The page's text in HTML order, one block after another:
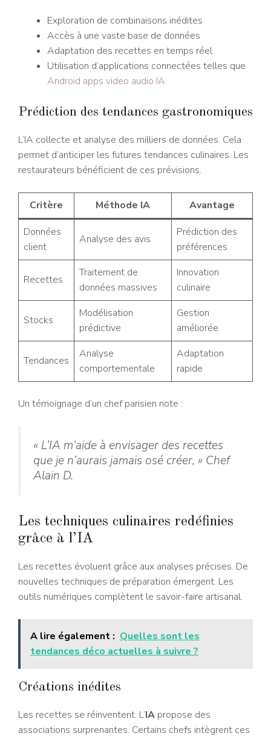
Exploration de combinaisons inédites
Accès à une vaste base de données
Adaptation des recettes en temps réel
Utilisation d’applications connectées telles que
Android apps video audio IA
Prédiction des tendances gastronomiques
L’IA collecte et analyse des milliers de données. Cela
permet d’anticiper les futures tendances culinaires. Les
restaurateurs bénéficient de ces prévisions.
Critère Méthode IA
Avantage
Données
client
Analyse des avis
Prédiction des
préférences
Recettes
Traitement de
données massives
Innovation
culinaire
Stocks
Modélisation
prédictive
Gestion
améliorée
Tendances
Analyse
comportementale
Adaptation
rapide
Un témoignage d’un chef parisien note :
« L’IA m’aide à envisager des recettes
que je n’aurais jamais osé créer, » Chef
Alain D.
Les techniques culinaires redéfinies
grâce à l’IA
Les recettes évoluent grâce aux analyses précises. De
nouvelles techniques de préparation émergent. Les
outils numériques complètent le savoir-faire artisanal.
A lire également : Quelles sont les
tendances déco actuelles à suivre ?
Créations inédites
Les recettes se réinventent. L’IA propose des
associations surprenantes. Certains chefs intègrent ces